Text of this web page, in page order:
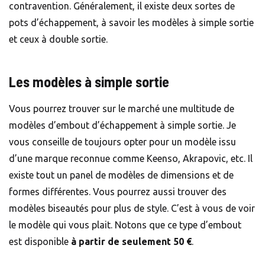
contravention. Généralement, il existe deux sortes de
pots d’échappement, à savoir les modèles à simple sortie
et ceux à double sortie.
Les modèles à simple sortie
Vous pourrez trouver sur le marché une multitude de
modèles d’embout d’échappement à simple sortie. Je
vous conseille de toujours opter pour un modèle issu
d’une marque reconnue comme Keenso, Akrapovic, etc. Il
existe tout un panel de modèles de dimensions et de
formes différentes. Vous pourrez aussi trouver des
modèles biseautés pour plus de style. C’est à vous de voir
le modèle qui vous plait. Notons que ce type d’embout
est disponible à partir de seulement 50 €.